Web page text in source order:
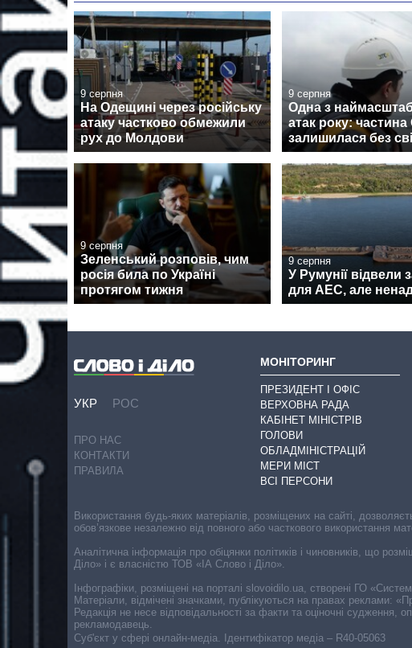
9 серпня
На Одещині через російську
атаку частково обмежили
рух до Молдови
9 серпня
Одна з
атак року:
залишилася без
9 серпня
Зеленський розповів, чим
росія била по Україні
протягом тижня
9 серпня
У Румунії відвели
для АЕС, але
УКР РОС
ПРО НАС
КОНТАКТИ
ПРАВИЛА
МОНІТОРИНГ
ПРЕЗИДЕНТ І ОФІС
ВЕРХОВНА РАДА
КАБІНЕТ МІНІСТРІВ
ГОЛОВИ
ОБЛАДМІНІСТРАЦІЙ
МЕРИ МІСТ
ВСІ ПЕРСОНИ
Cуб'єкт у сфері онлайн-медіа. Ідентифікатор медіа – R40-05063
Використання будь-яких матеріалів, розміщених на сайті,
обов’язкове незалежно від повного або часткового використання
Аналітична інформація про обіцянки політиків і чиновників, що
Діло» і є власністю ТОВ «ІА Слово і Діло».
Інфографіки, розміщені на порталі slovoidilo.ua, створені ГО
Матеріали, відмічені значками, публікуються на правах реклами:
Редакція не несе відповідальності за факти та оціночні судження,
рекламодавець.